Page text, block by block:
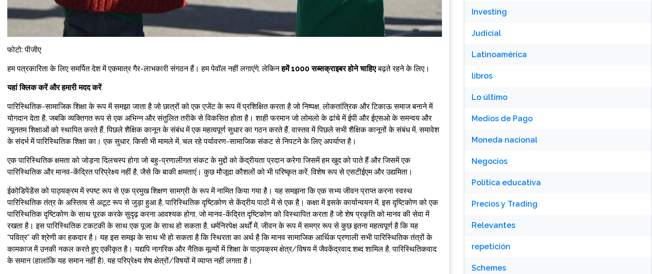
फोटो: पीजीए
हम पत्रकारिता के लिए समर्पित देश में एकमात्र गैर-लाभकारी संगठन हैं। हम पेवॉल नहीं लगाएंगे, लेकिनहमें 1000 सब्सक्राइबर होने चाहिएबढ़ते रहने के लिए।
यहां क्लिक करें और हमारी मदद करें
पारिस्थितिक-सामाजिक शिक्षा के रूप में समझा जाता है जो छात्रों को एक एजेंट के रूप में प्रशिक्षित करता है जो निष्पक्ष, लोकतांत्रिक और टिकाऊ समाज बनाने में
योगदान देता है, जबकि व्यक्तिगत रूप से एक अभिन्न और संतुलित तरीके से विकसित होता है। शाही फरमान जो लोमलो के ढांचे में ईपी और ईएसओ के समन्वय और
न्यूनतम शिक्षाओं को स्थापित करते हैं, पिछले शैक्षिक कानून के संबंध में एक महत्वपूर्ण सुधार का गठन करते हैं, वास्तव में पिछले सभी शैक्षिक कानूनों के संबंध में, समावेश
के संदर्भ में पारिस्थितिक शिक्षा का। एक सुधार, किसी भी मामले में, चल रहे पर्यावरण-सामाजिक संकट से निपटने के लिए अपर्याप्त है।
एक पारिस्थितिक क्षमता को जोड़ना दिलचस्प होगा जो बहु-प्रणालीगत संकट के मुद्दों को केंद्रीयता प्रदान करेगा जिसमें हम खुद को पाते हैं और जिसमें एक
पारिस्थितिक और मानव-केंद्रित परिप्रेक्ष्य नहीं है, जैसे कि बाकी क्षमताएं। कुछ मौजूदा कौशलों को भी परिष्कृत करें, विशेष रूप से एसटीईएम और उद्यमिता।
ईकोडिपेंडेंस को पाठ्यक्रम में स्पष्ट रूप से एक प्रमुख शिक्षण सामग्री के रूप में नामित किया गया है। यह समझना कि एक सभ्य जीवन प्राप्त करना स्वस्थ
पारिस्थितिक तंत्र के अस्तित्व से अटूट रूप से जुड़ा हुआ है, पारिस्थितिक दृष्टिकोण से केंद्रीय पाठों में से एक है। कक्षा में इसके कार्यान्वयन में, इस दृष्टिकोण को एक
पारिस्थितिक दृष्टिकोण के साथ पूरक करके सुदृढ़ करना आवश्यक होगा, जो मानव-केंद्रित दृष्टिकोण को विस्थापित करता है जो शेष प्रकृति को मानव की सेवा में
रखता है। इस पारिस्थितिक टकटकी के साथ एक पूजा के साथ हो सकता है, धर्मनिरपेक्ष अर्थों में, जीवन के रूप में समग्र रूप से कुछ इतना महत्वपूर्ण है कि यह
“पवित्र” की श्रेणी का हकदार है। यह इस समझ के साथ भी हो सकता है कि स्थिरता का अर्थ है कि मानव सामाजिक आर्थिक प्रणाली सभी पारिस्थितिक तंत्रों के
कामकाज में उनकी नकल करते हुए एकीकृत है। यद्यपि नागरिक और नैतिक मूल्यों में शिक्षा के पाठ्यक्रम क्षेत्र/विषय में जैवकेंद्रवाद शब्द शामिल है, पारिस्थितिकवाद
के समान (हालांकि यह समान नहीं है), यह परिप्रेक्ष्य शेष क्षेत्रों/विषयों में व्याप्त नहीं लगता है।
Investing
Judicial
Latinoamérica
libros
Lo último
Medios de Pago
Moneda nacional
Negocios
Política educativa
Precios y Trading
Relevantes
repetición
Schemes